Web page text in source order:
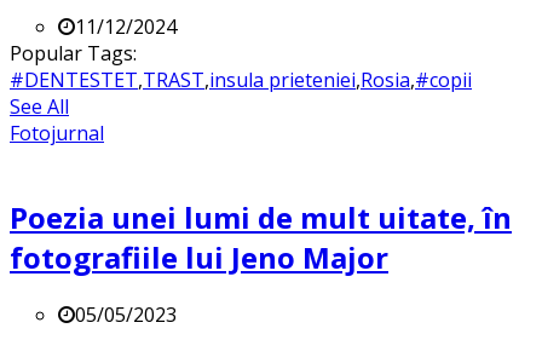
11/12/2024
Popular Tags:
#DENTESTET,TRAST,insula prieteniei,Rosia,#copii
See All
Fotojurnal
Poezia unei lumi de mult uitate, în
fotografiile lui Jeno Major
05/05/2023